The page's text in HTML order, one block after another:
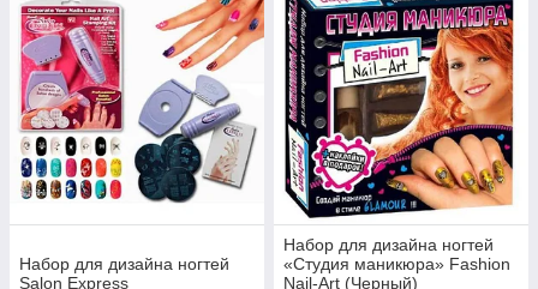
Набор для дизайна ногтей
Salon Express
Набор для дизайна ногтей
«Студия маникюра» Fashion
Nail-Art (Черный)